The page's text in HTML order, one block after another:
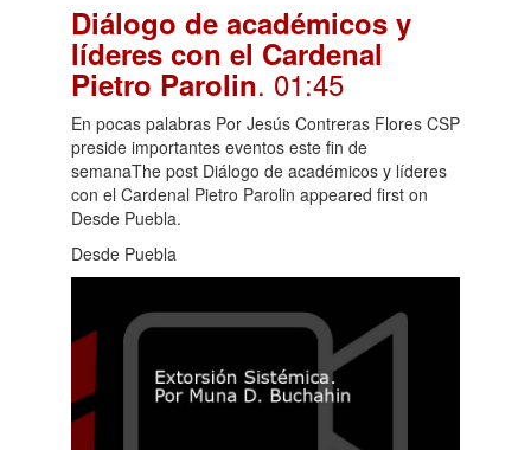
Diálogo de académicos y
líderes con el Cardenal
Pietro Parolin. 01:45
En pocas palabras Por Jesús Contreras Flores CSP
preside importantes eventos este fin de
semanaThe post Diálogo de académicos y líderes
con el Cardenal Pietro Parolin appeared first on
Desde Puebla.
Desde Puebla